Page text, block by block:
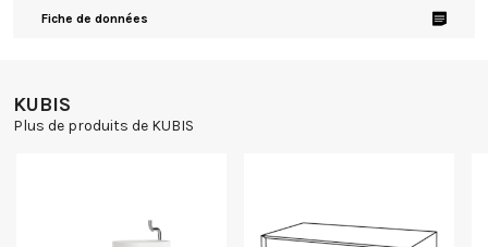
Fiche de données
KUBIS
Plus de produits de KUBIS